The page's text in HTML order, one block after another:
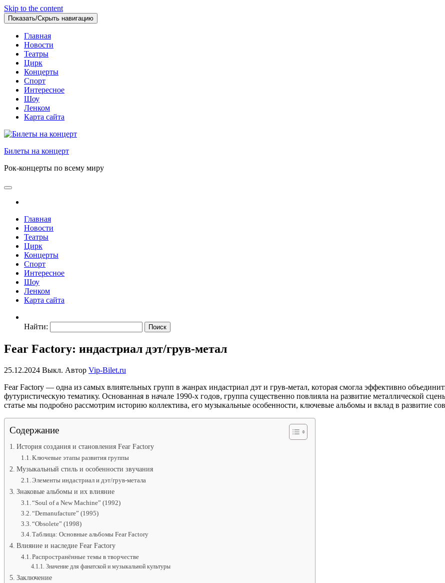
Skip to the content
Показать/Скрыть навигацию
Главная
Новости
Театры
Цирк
Концерты
Спорт
Интересное
Шоу
Ленком
Карта сайта
Билеты на концерт
Рок-концерты по всему миру
Главная
Новости
Театры
Цирк
Концерты
Спорт
Интересное
Шоу
Ленком
Карта сайта
Найти:
Fear Factory: индастриал дэт/грув-метал
25.12.2024 Выкл. Автор Vip-Bilet.ru
Fear Factory — одна из самых влиятельных групп в жанрах индастриал дэт и грув-метал, которая смогла эффективно
футуристическую тематику. Основанная в начале 1990-х годов, группа существенно повлияла на развитие металлической
статье мы подробно рассмотрим историю коллектива, его музыкальные особенности, ключевые альбомы и вклад в развитие
Содержание
История создания и становления Fear Factory
Ключевые этапы развития группы
Музыкальный стиль и особенности звучания
Элементы индастриал и дэт/грув-метала
Знаковые альбомы и их влияние
“Soul of a New Machine” (1992)
“Demanufacture” (1995)
“Obsolete” (1998)
Таблица: Основные альбомы Fear Factory
Влияние и наследие Fear Factory
Распространённые темы в творчестве
Значение для фанатской и музыкальной культуры
Заключение